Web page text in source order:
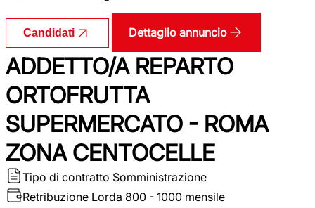
Candidati Dettaglio annuncio
ADDETTO/A REPARTO
ORTOFRUTTA
SUPERMERCATO - ROMA
ZONA CENTOCELLE
Tipo di contratto Somministrazione
Retribuzione Lorda 800 - 1000 mensile